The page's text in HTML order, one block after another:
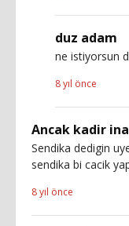
duz adam
ne istiyorsun
8 yıl önce
Ancak kadir
Sendika dedigin
sendika bi cacik
8 yıl önce